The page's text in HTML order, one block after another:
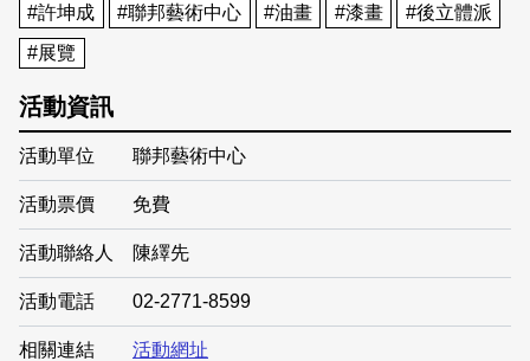
#許坤成 #聯邦藝術中心 #油畫 #漆畫
#後立體派
#展覽
活動資訊
活動單位 聯邦藝術中心
活動票價 免費
活動聯絡人 陳繹先
活動電話 02-2771-8599
相關連結 活動網址